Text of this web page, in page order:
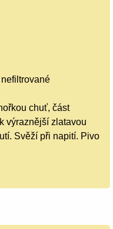
chuť, část
výraznější zlatavou
Svěží při napití. Pivo